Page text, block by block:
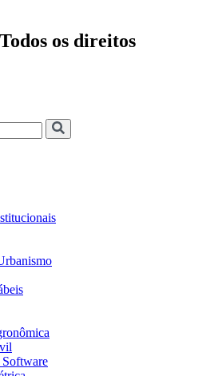
os direitos
Software